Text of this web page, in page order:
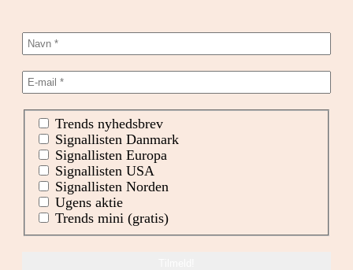
Trends nyhedsbrev
Signallisten Danmark
Signallisten Europa
Signallisten USA
Signallisten Norden
Ugens aktie
Trends mini (gratis)